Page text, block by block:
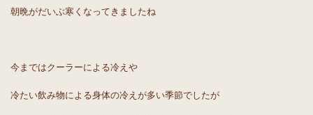
朝晩がだいぶ寒くなってきましたね
今まではクーラーによる冷えや
冷たい飲み物による身体の冷えが多い季節でしたが